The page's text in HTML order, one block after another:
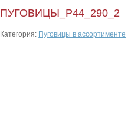
ПУГОВИЦЫ_P44_290_2
Категория: Пуговицы в ассортименте